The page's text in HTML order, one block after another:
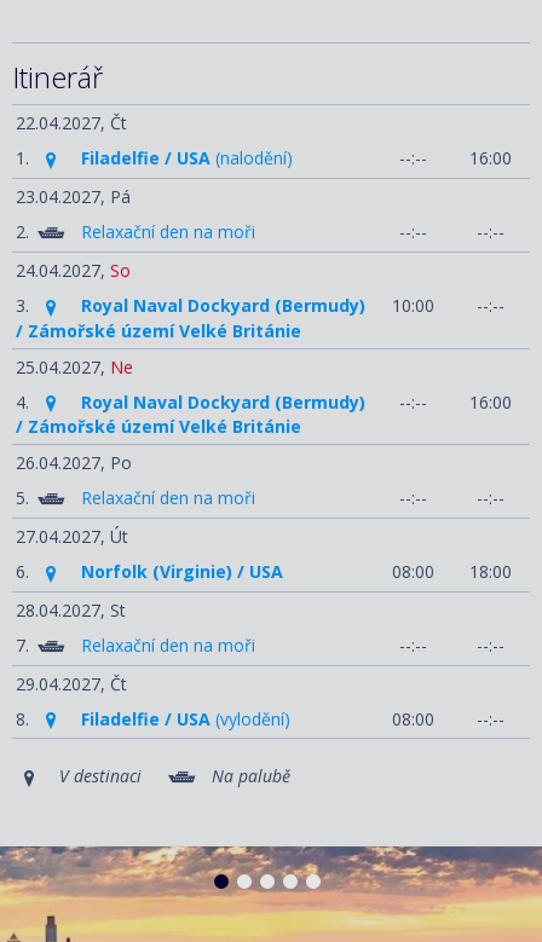
Itinerář
22.04.2027, Čt
1.
Filadelfie / USA (nalodění) --:--
16:00
23.04.2027, Pá
2.
Relaxační den na moři --:--
--:--
24.04.2027, So
3.
Royal Naval Dockyard (Bermudy)
/ Zámořské území Velké Británie
10:00 --:--
25.04.2027, Ne
4.
Royal Naval Dockyard (Bermudy)
/ Zámořské území Velké Británie
--:-- 16:00
26.04.2027, Po
5.
Relaxační den na moři --:--
--:--
27.04.2027, Út
6.
Norfolk (Virginie) / USA 08:00
18:00
28.04.2027, St
7.
Relaxační den na moři --:--
--:--
29.04.2027, Čt
8.
Filadelfie / USA (vylodění) 08:00 --:--
V destinaci Na palubě